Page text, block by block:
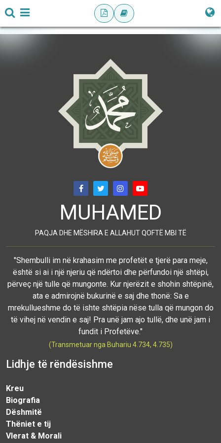
MUHAMED
PAQJA DHE MËSHIRA E ALLAHUT QOFTË MBI TË
"Shembulli im në krahasim me profetët e tjerë para meje,
është si ai i një njeriu që ndërtoi dhe përfundoi një shtëpi,
përveç një tulle që mungonte. Kur njerëzit e shohin shtëpinë,
ata e admirojnë bukurinë e saj dhe thonë: Sa e
mrekullueshme do të ishte shtëpia nëse tulla që mungon do
të vihej në vendin e saj! Pra unë jam ajo tullë, dhe unë jam i
fundit i Profetëve."
(Transmetuar nga Buhariu 4.734, 4.735)
Lidhje të rëndësishme
Kreu
Biografia
Dëshmitë
Thëniet e tij
Vlerat & Morali